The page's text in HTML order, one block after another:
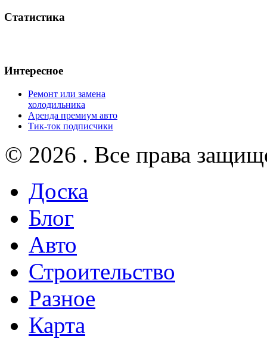
Статистика
Интересное
Ремонт или замена
холодильника
Аренда премиум авто
Тик-ток подписчики
© 2026 . Все права
Доска
Блог
Авто
Строительство
Разное
Карта